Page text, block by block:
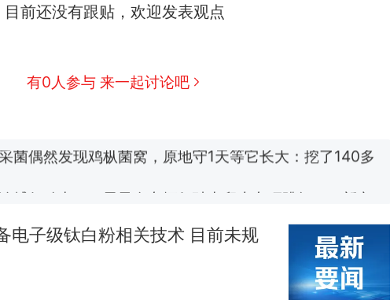
目前还没有跟贴，欢迎发表观点
有0人参与 来一起讨论吧
败魔法！列车员高铁上发试卷，小朋友一秒静音，12306
捕行动中，一男子在车辆行驶中爬上车顶跳舞。（新京
飞地休达边境，摩洛哥士兵搬起大石块投向移民引争议，
电子级钛白粉相关技术 目前未规